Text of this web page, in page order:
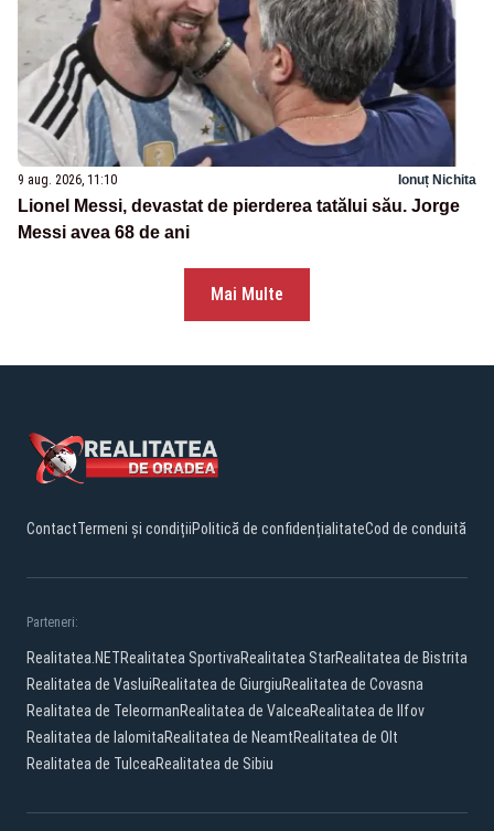
9 aug. 2026, 11:10 Ionuț Nichita
Lionel Messi, devastat de pierderea tatălui său. Jorge
Messi avea 68 de ani
Mai Multe
ContactTermeni și condițiiPolitică de confidențialitateCod de conduită
Parteneri:
Realitatea.NETRealitatea SportivaRealitatea StarRealitatea de Bistrita
Realitatea de VasluiRealitatea de GiurgiuRealitatea de Covasna
Realitatea de TeleormanRealitatea de ValceaRealitatea de Ilfov
Realitatea de IalomitaRealitatea de NeamtRealitatea de Olt
Realitatea de TulceaRealitatea de Sibiu